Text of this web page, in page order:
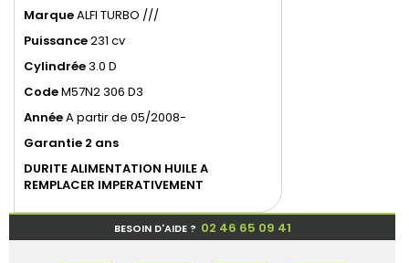
MarqueALFI TURBO ///
Puissance231 cv
Cylindrée3.0 D
CodeM57N2 306 D3
AnnéeA partir de 05/2008-
Garantie 2 ans
DURITE ALIMENTATION HUILE A
REMPLACER IMPERATIVEMENT
BESOIN D'AIDE ? 02 46 65 09 41